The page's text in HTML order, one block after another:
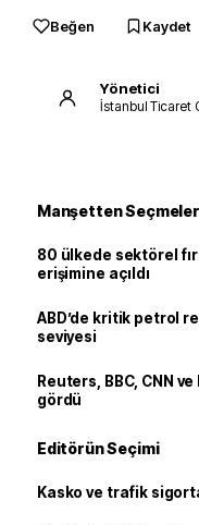
Beğen Kaydet
Yönetici
İstanbul Ticaret
Manşetten Seçmeler
80 ülkede sektörel
erişimine açıldı
ABD’de kritik petrol
seviyesi
Reuters, BBC, CNN
gördü
Editörün Seçimi
Kasko ve trafik